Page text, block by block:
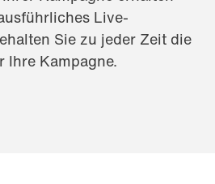
Live-
Sie zu jeder Zeit die
Kampagne.